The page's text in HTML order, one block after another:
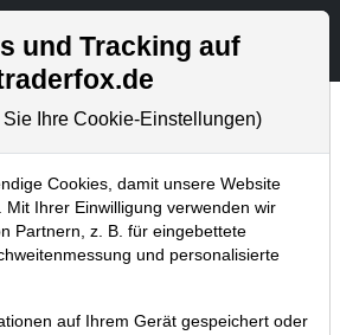
Aktien- und Artikelsuche
im Trade Radar: Sell-
Gap
| TraderFox GmbH
und Tracking auf
Ihre Cookie-Einstellungen)
Cookies, damit unsere Website
Mit Ihrer Einwilligung verwenden wir
Partnern, z. B. für eingebettete
und personalisierte
auf Ihrem Gerät gespeichert oder